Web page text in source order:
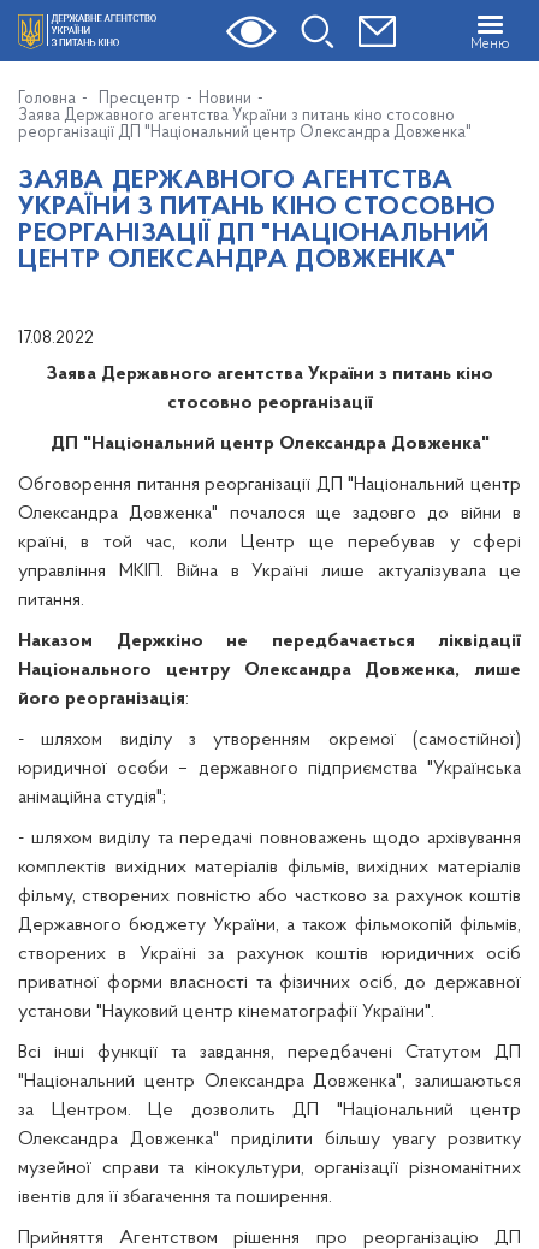
Меню
Головна Пресцентр
Новини
Заява Державного агентства України з питань кіно стосовно
реорганізації ДП "Національний центр Олександра Довженка"
ЗАЯВА ДЕРЖАВНОГО АГЕНТСТВА
УКРАЇНИ З ПИТАНЬ КІНО СТОСОВНО
РЕОРГАНІЗАЦІЇ ДП "НАЦІОНАЛЬНИЙ
ЦЕНТР ОЛЕКСАНДРА ДОВЖЕНКА"
17.08.2022
Заява Державного агентства України з питань кіно
стосовно реорганізації
ДП "Національний центр Олександра Довженка"
Обговорення питання реорганізації ДП "Національний центр
Олександра Довженка" почалося ще задовго до війни в
країні, в той час, коли Центр ще перебував у сфері
управління МКІП.
Війна в Україні лише актуалізувала це
питання.
Наказом Держкіно не передбачається ліквідації
Національного центру Олександра Довженка, лише
його реорганізація:
- шляхом виділу з утворенням окремої (самостійної)
юридичної особи – державного підприємства "Українська
анімаційна студія";
- шляхом виділу та передачі повноважень щодо архівування
комплектів вихідних матеріалів фільмів, вихідних матеріалів
фільму, створених повністю або частково за рахунок коштів
Державного бюджету України, а також фільмокопій фільмів,
створених в Україні за рахунок коштів юридичних осіб
приватної форми власності та фізичних осіб, до державної
установи "Науковий центр кінематографії України".
Всі інші функції та завдання, передбачені Статутом ДП
"Національний центр Олександра Довженка", залишаються
за Центром. Це дозволить ДП "Національний центр
Олександра Довженка" приділити більшу увагу розвитку
музейної справи та кінокультури,організації різноманітних
івентів для її збагачення та поширення.
Прийняття Агентством рішення про реорганізацію ДП